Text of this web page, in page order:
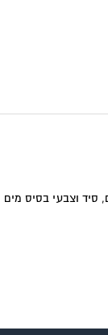
סיד וצבעי בסיס מים